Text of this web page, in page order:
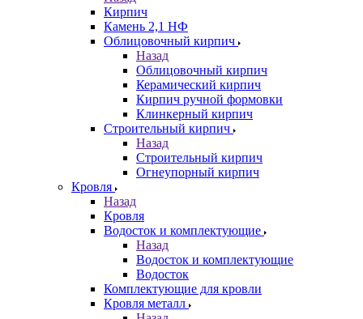
Кирпич
Камень 2,1 НФ
Облицовочный кирпич
Назад
Облицовочный кирпич
Керамический кирпич
Кирпич ручной формовки
Клинкерный кирпич
Строительный кирпич
Назад
Строительный кирпич
Огнеупорный кирпич
Кровля
Назад
Кровля
Водосток и комплектующие
Назад
Водосток и комплектующие
Водосток
Комплектующие для кровли
Кровля металл